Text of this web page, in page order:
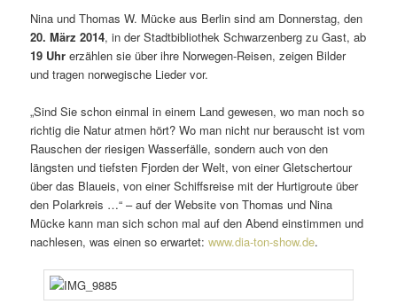
Nina und Thomas W. Mücke aus Berlin sind am Donnerstag, den
20. März 2014, in der Stadtbibliothek Schwarzenberg zu Gast, ab
19 Uhr erzählen sie über ihre Norwegen-Reisen, zeigen Bilder
und tragen norwe­gi­sche Lieder vor.
„Sind Sie schon einmal in einem Land gewesen, wo man noch so
richtig die Natur atmen hört? Wo man nicht nur berauscht ist vom
Rauschen der riesigen Wasserfälle, sondern auch von den
längsten und tiefsten Fjorden der Welt, von einer Gletschertour
über das Blaueis, von einer Schiffsreise mit der Hurtigroute über
den Polarkreis …“ – auf der Website von Thomas und Nina
Mücke kann man sich schon mal auf den Abend einstimmen und
nach­lesen, was einen so erwartet:www.dia-ton-show.de.